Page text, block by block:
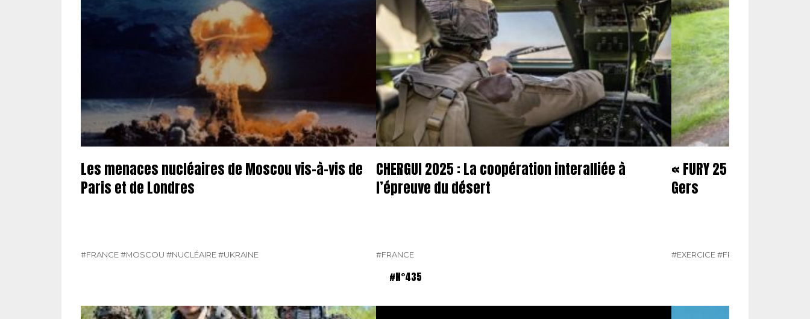
Les menaces nucléaires de Moscou vis-à-vis de
Paris et de Londres
#FRANCE#MOSCOU #NUCLÉAIRE#UKRAINE
CHERGUI 2025 : La coopération interalliée à
l’épreuve du désert
#FRANCE
« FURY 25 » Des
Gers
#EXERCICE#FRANCE
#N°435